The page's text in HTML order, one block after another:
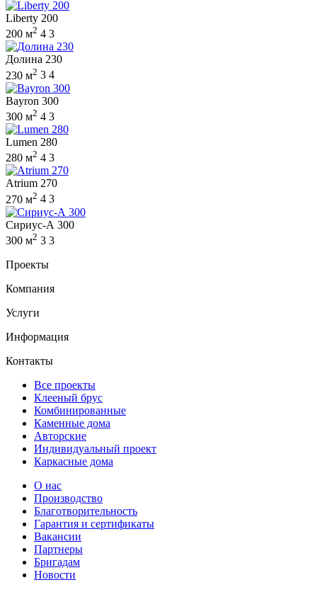
Liberty 200
200 м2 4 3
Долина 230
230 м2 3 4
Bayron 300
300 м2 4 3
Lumen 280
280 м2 4 3
Atrium 270
270 м2 4 3
Сириус-А 300
300 м2 3 3
Проекты
Компания
Услуги
Информация
Контакты
Все проекты
Клееный брус
Комбинированные
Каменные дома
Авторские
Индивидуальный проект
Каркасные дома
О нас
Производство
Благотворительность
Гарантия и сертификаты
Вакансии
Партнеры
Бригадам
Новости